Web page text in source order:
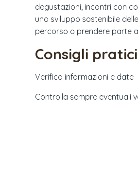
degustazioni, incontri con
uno sviluppo sostenibile
percorso o prendere parte
Consigli pratici
Verifica informazioni e date
Controlla sempre eventuali